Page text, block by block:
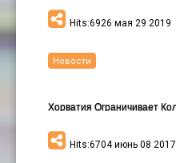
Hits:6926 мая 29 2019
Hits:6704 июнь 08 2017
Новости